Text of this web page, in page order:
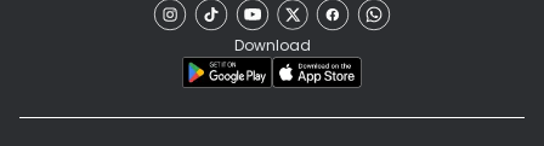
Download